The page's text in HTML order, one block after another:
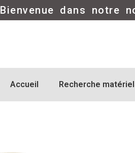
Bienvenue dans notre
Accueil Recherche